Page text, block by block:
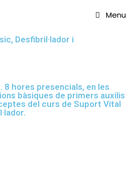
Menu
Desfibril·lador i
hores presencials, en les
bàsiques de primers auxilis
del curs de Suport Vital